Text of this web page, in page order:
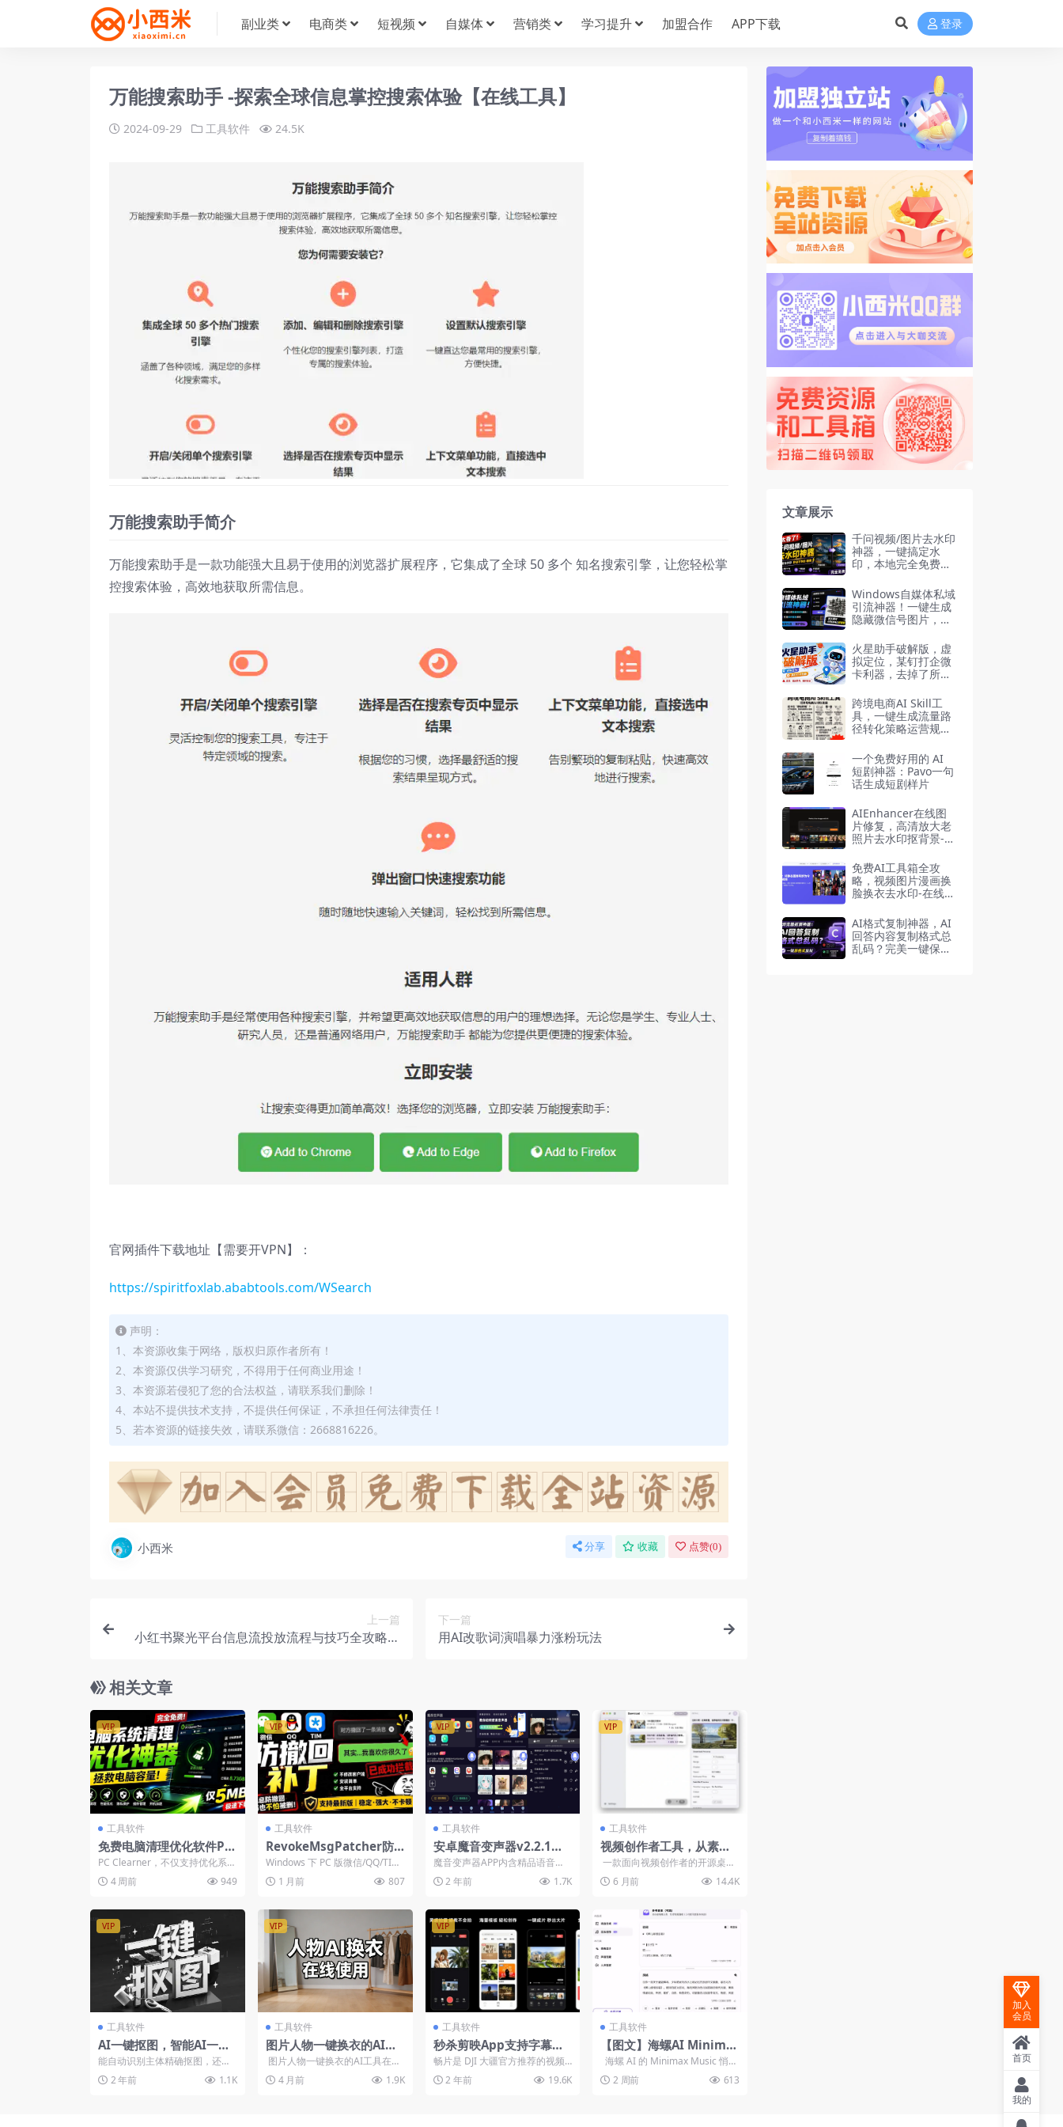
副业类 电商类 短视频 自媒体 营销类 学习提升 加盟合作 APP下载 登录
万能搜索助手 -探索全球信息掌控搜索体验【在线工具】
2024-09-29 工具软件 24.5K
万能搜索助手简介
万能搜索助手是一款功能强大且易于使用的浏览器扩展程序，它集成了全球 50 多个 知名搜索引擎，让您轻松掌
控搜索体验，高效地获取所需信息。
官网插件下载地址【需要开VPN】：
https://spiritfoxlab.ababtools.com/WSearch
声明：
1、本资源收集于网络，版权归原作者所有！
2、本资源仅供学习研究，不得用于任何商业用途！
3、本资源若侵犯了您的合法权益，请联系我们删除！
4、本站不提供技术支持，不提供任何保证，不承担任何法律责任！
5、若本资源的链接失效，请联系微信：2668816226。
小西米 分享 收藏 点赞(0)
上一篇
小红书聚光平台信息流投放流程与技巧全攻略，
下一篇
用AI改歌词演唱暴力涨粉玩法
相关文章
VIP
工具软件
免费电脑清理优化软件PC
Clearner，一键清理垃圾
管理启动项卸载程序扫描
注册表
PC Clearner，不仅支持优化系统
设置、清理电脑垃圾、提升硬件
性能，还支持...
4 周前 949
VIP
工具软件
RevokeMsgPatcher防
撤回多开工具，微信QQTI
M防撤回补丁一键操作
Windows 下 PC 版微信/QQ/TIM
的防撤回多开工具！开源免费使
用，...1 月前 807
VIP
工具软件
安卓魔音变声器v2.2.1绿
化版 各场景适用 解锁会员
版
魔音变声器APP内含精品语音
包，素材包括李云龙、小猪佩
奇、萝莉，等精品语音包，还...
2 年前 1.7K
VIP
工具软件
视频创作者工具，从素材
获取到字幕编辑与 AI 翻译
一款面向视频创作者的开源桌面
工作站提供从素材获取到字幕编
辑与 AI ...
6 月前 14.4K
VIP
工具软件
AI一键抠图，智能AI一键
抠图，安卓软件
能自动识别主体精确抠图，还支
持批量处理；酷雀AI智能抠图，
可处理复杂背景及细节繁...
2 年前 1.1K
VIP
工具软件
图片人物一键换衣的AI工
具网站-在线工具
图片人物一键换衣的AI工具在线
使用 会员可免...
4 月前 1.9K
VIP
工具软件
秒杀剪映App支持字幕生
成内置海量预设免费使用
剪辑神器大疆畅片最新版
畅片是 DJI 大疆官方推荐的视频
剪辑 app，拍剪功能深度契合 DJI
用户使...
2 年前 19.6K
工具软件
【图文】海螺AI Minima
x Music 3.0 上线，新用
户免费生成500首歌
海螺 AI 的 Minimax Music 悄悄
发了 3...
2 周前 613
文章展示
千问视频/图片去水印
神器，一键搞定水
印，本地完全免费，
Windows自媒体私域
引流神器！一键生成
隐藏微信号图片，支
全免费 隐图工坊
火星助手破解版，虚
拟定位，某钉打企微
卡利器，去掉了所有
跨境电商AI Skill工
具，一键生成流量路
径转化策略运营规划
一个免费好用的 AI
短剧神器：Pavo一句
话生成短剧样片
AIEnhancer在线图
片修复，高清放大老
照片去水印抠背景-在
免费AI工具箱全攻
略，视频图片漫画换
脸换衣去水印-在线工
AI格式复制神器，AI
回答内容复制格式总
乱码？完美一键保留
加入
会员
首页
我的